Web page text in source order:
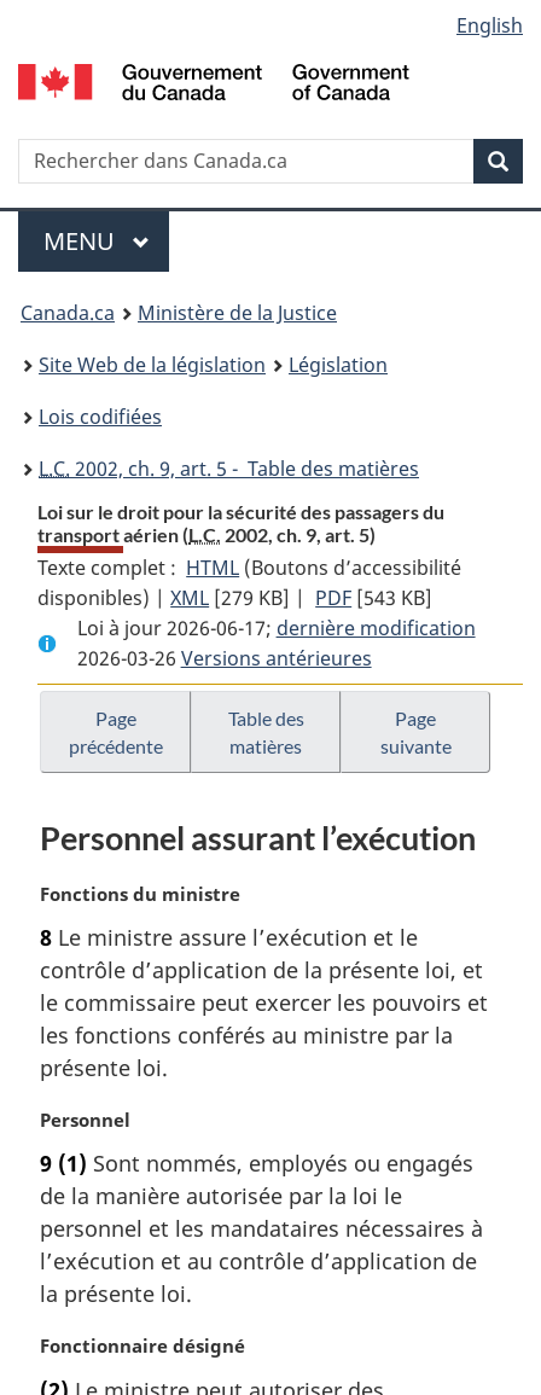
au
contenu
propos
de
la
HTML
simplifiée
selection
English
Recherche
Menu
MENU PRINCIPAL
You
are
here:
Canada.ca
Ministère de la Justice
Site Web de la législation
Législation
Lois codifiées
L.C. 2002, ch. 9, art. 5 - Table des matières
Loi sur le droit pour la sécurité des passagers du
transport aérien (L.C. 2002, ch. 9, art. 5)
Texte complet : HTML Texte
complet
:
Loi
sur
le
droit
pour
sécurité
passagers
du
transport
aérien
(Boutons d’accessibilité
disponibles) |XML Texte
complet
:
Loi
sur
droit
la
des
passagers
du
transport
aérien
[279 KB] | PDF Texte
complet
:
Loi
droit
la
passagers
du
transport
aérien
[543 KB]
Loi à jour 2026-06-17; dernière modification
2026-03-26 Versions antérieures
Page
précédente
Table des
matières
Page
suivante
Personnel assurant l’exécution
N
t
e
m
a
g
n
a
e
:
Fonctions du ministre
8 Le ministre assure l’exécution et le
contrôle d’application de la présente loi, et
le commissaire peut exercer les pouvoirs et
les fonctions conférés au ministre par la
présente loi.
N
t
e
m
a
g
n
a
Personnel
9 (1) Sont nommés, employés ou engagés
de la manière autorisée par la loi le
personnel et les mandataires nécessaires à
l’exécution et au contrôle d’application de
la présente loi.
N
Fonctionnaire désigné